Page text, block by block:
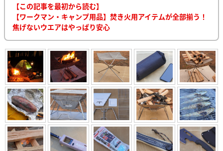
【この記事を最初から読む】
【ワークマン・キャンプ用品】焚き火用アイテムが全部揃う！
焦げないウエアはやっぱり安心